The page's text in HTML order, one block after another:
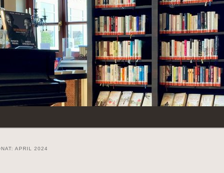
APRIL 2024